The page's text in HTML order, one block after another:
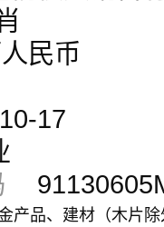
民币
17
产品、建材（木片